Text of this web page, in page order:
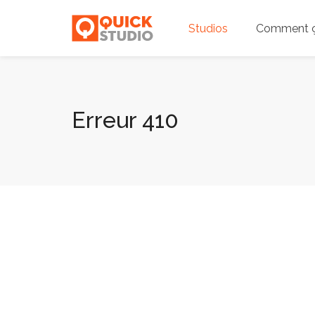
Studios Comment
Erreur 410